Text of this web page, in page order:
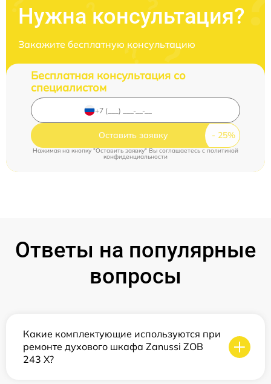
Нужна консультация?
Закажите бесплатную консультацию
Бесплатная консультация со
специалистом
Оставить заявку
Нажимая на кнопку "Оставить заявку" Вы соглашаетесь cполитикой
конфиденциальности
Ответы на популярные
вопросы
Какие комплектующие используются при
ремонте духового шкафа Zanussi ZOB
243 X?